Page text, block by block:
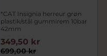
*CAT Insignia herreur grøn
plastik/stål gummirem 10bar
42mm
699,00 kr
349,50 kr